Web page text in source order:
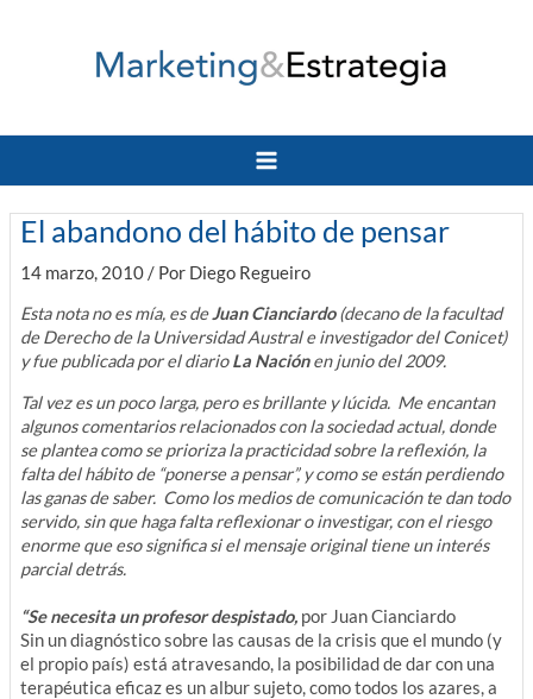
Main
Menu
El abandono del hábito de pensar
14 marzo, 2010/ Por Diego Regueiro
Esta nota no es mía, es deJuan Cianciardo(decano de la facultad
de Derecho de la Universidad Austral e investigador del Conicet)
y fue publicada por el diarioLa Naciónen junio del 2009.
Tal vez es un poco larga, pero es brillante y lúcida. Me encantan
algunos comentarios relacionados con la sociedad actual, donde
se plantea como se prioriza la practicidad sobre la reflexión, la
falta del hábito de “ponerse a pensar”, y como se están perdiendo
las ganas de saber. Como los medios de comunicación te dan todo
servido, sin que haga falta reflexionar o investigar, con el riesgo
enorme que eso significa si el mensaje original tiene un interés
parcial detrás.
“Se necesita un profesor despistado,por Juan Cianciardo
Sin un diagnóstico sobre las causas de la crisis que el mundo (y
el propio país) está atravesando, la posibilidad de dar con una
terapéutica eficaz es un albur sujeto, como todos los azares, a